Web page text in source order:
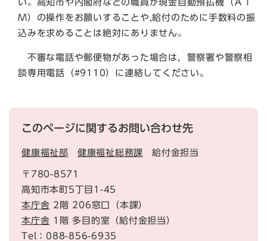
い。高知市や内閣府などの職員が現金自動預払機（ＡＴ
Ｍ）の操作をお願いすることや,給付のために手数料の振
込みを求めることは絶対にありません。
不審な電話や郵便物があった場合は，警察署や警察相
談専用電話（#9110）に連絡してください。
このページに関するお問い合わせ先
健康福祉部 健康福祉総務課 給付金担当
〒780-8571
高知市本町5丁目1-45
本庁舎 2階 206窓口（本課）
本庁舎 1階 多目的室（給付金担当）
Tel：088-856-6935